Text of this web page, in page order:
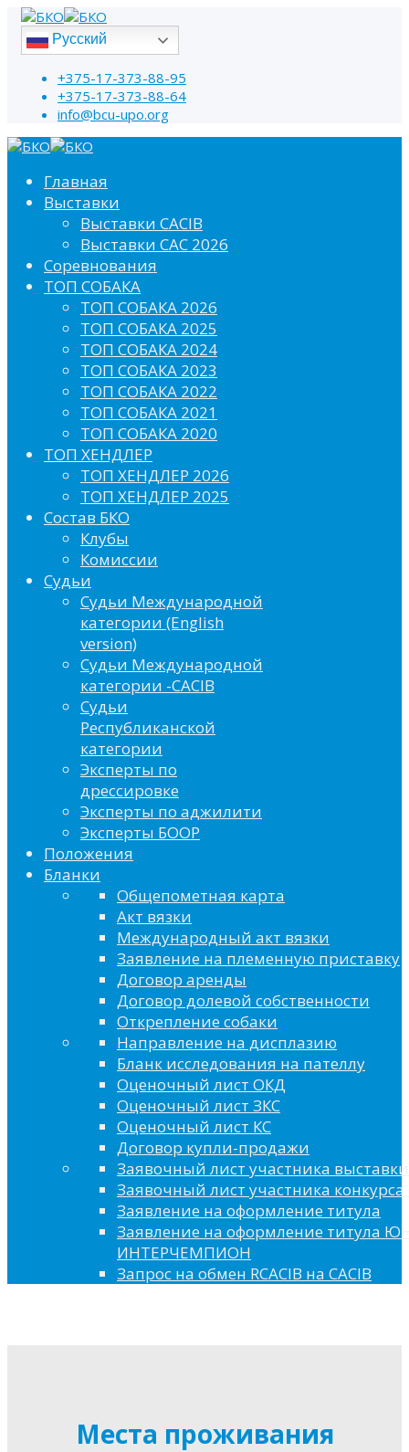
Русский
+375-17-373-88-95
+375-17-373-88-64
info@bcu-upo.org
Главная
Выставки
Выставки CACIB
Выставки САС 2026
Соревнования
ТОП СОБАКА
ТОП СОБАКА 2026
ТОП СОБАКА 2025
ТОП СОБАКА 2024
ТОП СОБАКА 2023
ТОП СОБАКА 2022
ТОП СОБАКА 2021
ТОП СОБАКА 2020
ТОП ХЕНДЛЕР
ТОП ХЕНДЛЕР 2026
ТОП ХЕНДЛЕР 2025
Состав БКО
Клубы
Комиссии
Судьи
Судьи Международной
категории (English
version)
Судьи Международной
категории -CACIB
Судьи
Республиканской
категории
Эксперты по
дрессировке
Эксперты по аджилити
Эксперты БООР
Положения
Бланки
Общепометная карта
Акт вязки
Международный акт вязки
Заявление на племенную приставку
Договор аренды
Договор долевой собственности
Открепление собаки
Направление на дисплазию
Бланк исследования на пателлу
Оценочный лист ОКД
Оценочный лист ЗКС
Оценочный лист КС
Договор купли-продажи
Заявочный лист участника выставки
Заявочный лист участника конкурса
Заявление на оформление титула
Заявление на оформление титула
ИНТЕРЧЕМПИОН
Запрос на обмен RCACIB на CACIB
Места проживания